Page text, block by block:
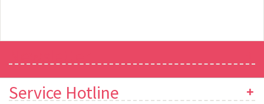
Service Hotline